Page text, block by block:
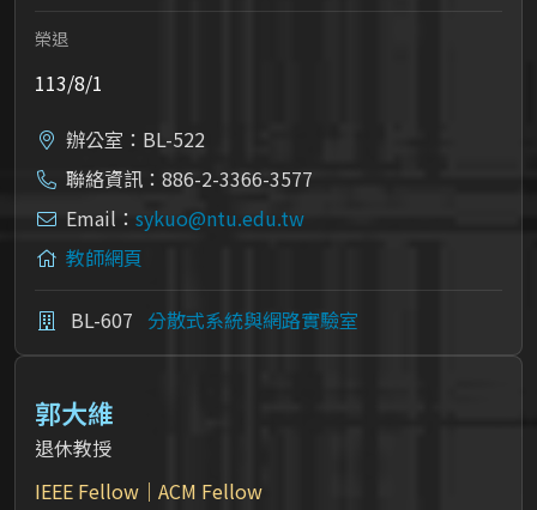
榮退
113/8/1
辦公室：BL-522
聯絡資訊：886-2-3366-3577
Email： sykuo@ntu.edu.tw
教師網頁
BL-607 分散式系統與網路實驗室
郭大維
退休教授
IEEE Fellow｜ACM Fellow